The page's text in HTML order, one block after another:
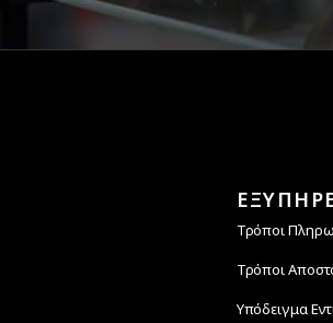
Τρόποι
Τρόποι
Υπόδειγμα